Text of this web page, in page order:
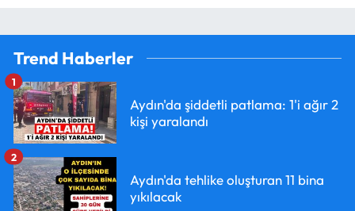
Trend Haberler
Aydın'da şiddetli patlama: 1'i ağır 2
kişi yaralandı
1
Aydın'da tehlike oluşturan 11 bina
yıkılacak
2